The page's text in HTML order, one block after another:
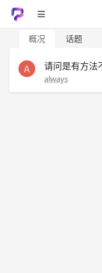
概况 话题
请问是有方法
always